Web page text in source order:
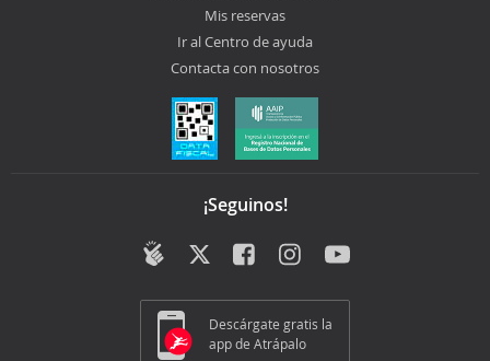
Mis reservas
Ir al Centro de ayuda
Contacta con nosotros
¡Seguinos!
Descárgate gratis la
app de Atrápalo